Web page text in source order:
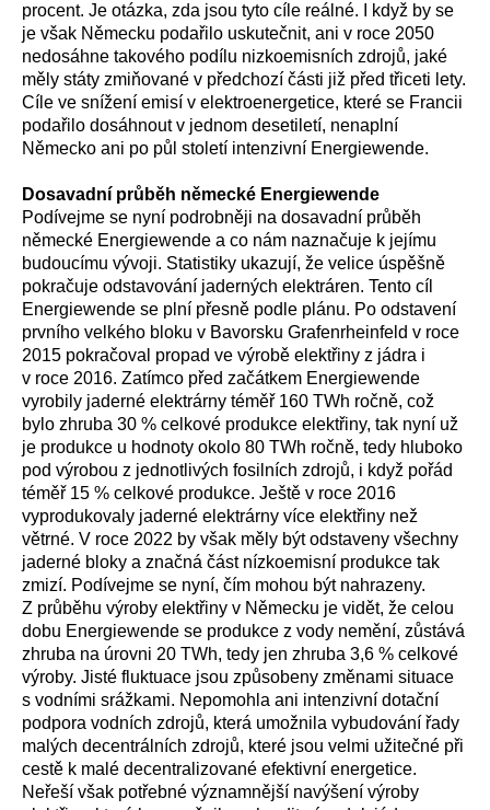
procent. Je otázka, zda jsou tyto cíle reálné. I když by se
je však Německu podařilo uskutečnit, ani v roce 2050
nedosáhne takového podílu nizkoemisních zdrojů, jaké
měly státy zmiňované v předchozí části již před třiceti lety.
Cíle ve snížení emisí v elektroenergetice, které se Francii
podařilo dosáhnout v jednom desetiletí, nenaplní
Německo ani po půl století intenzivní Energiewende.
Dosavadní průběh německé Energiewende
Podívejme se nyní podrobněji na dosavadní průběh
německé Energiewende a co nám naznačuje k jejímu
budoucímu vývoji. Statistiky ukazují, že velice úspěšně
pokračuje odstavování jaderných elektráren. Tento cíl
Energiewende se plní přesně podle plánu. Po odstavení
prvního velkého bloku v Bavorsku Grafenrheinfeld v roce
2015 pokračoval propad ve výrobě elektřiny z jádra i
v roce 2016. Zatímco před začátkem Energiewende
vyrobily jaderné elektrárny téměř 160 TWh ročně, což
bylo zhruba 30 % celkové produkce elektřiny, tak nyní už
je produkce u hodnoty okolo 80 TWh ročně, tedy hluboko
pod výrobou z jednotlivých fosilních zdrojů, i když pořád
téměř 15 % celkové produkce. Ještě v roce 2016
vyprodukovaly jaderné elektrárny více elektřiny než
větrné. V roce 2022 by však měly být odstaveny všechny
jaderné bloky a značná část nízkoemisní produkce tak
zmizí. Podívejme se nyní, čím mohou být nahrazeny.
Z průběhu výroby elektřiny v Německu je vidět, že celou
dobu Energiewende se produkce z vody nemění, zůstává
zhruba na úrovni 20 TWh, tedy jen zhruba 3,6 % celkové
výroby. Jisté fluktuace jsou způsobeny změnami situace
s vodními srážkami. Nepomohla ani intenzivní dotační
podpora vodních zdrojů, která umožnila vybudování řady
malých decentrálních zdrojů, které jsou velmi užitečné při
cestě k malé decentralizované efektivní energetice.
Neřeší však potřebné významnější navýšení výroby